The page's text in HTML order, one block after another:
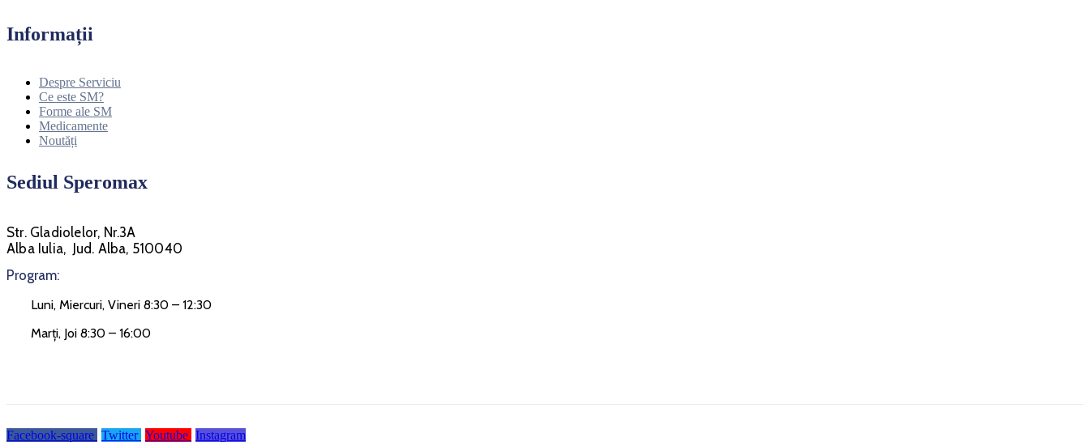
Informații
Despre Serviciu
Ce este SM?
Forme ale SM
Medicamente
Noutăți
Sediul Speromax
Str. Gladiolelor, Nr.3A
Alba Iulia, Jud. Alba, 510040
Program:
Luni, Miercuri, Vineri 8:30 – 12:30
Marți, Joi 8:30 – 16:00
Facebook-square Twitter Youtube Instagram